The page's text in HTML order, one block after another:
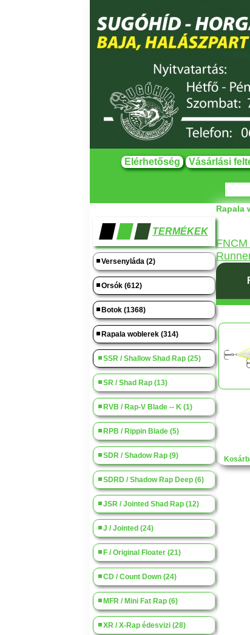
Elérhetőség Vásárlási
TERMÉKEK
Versenyláda (2)
Orsók (612)
Botok (1368)
Rapala woblerek (314)
SSR / Shallow Shad Rap (25)
SR / Shad Rap (13)
RVB / Rap-V Blade -- K (1)
RPB / Rippin Blade (5)
SDR / Shadow Rap (9)
SDRD / Shadow Rap Deep (6)
JSR / Jointed Shad Rap (12)
J / Jointed (24)
F / Original Floater (21)
CD / Count Down (24)
MFR / Mini Fat Rap (6)
XR / X-Rap édesvizi (28)
Rapala
FNCM